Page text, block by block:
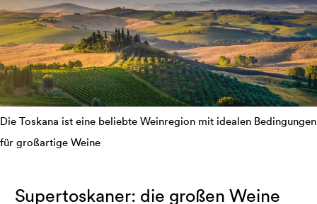
Die Toskana ist eine beliebte Weinregion mit idealen Bedingungen
für großartige Weine
Supertoskaner: die großen Weine